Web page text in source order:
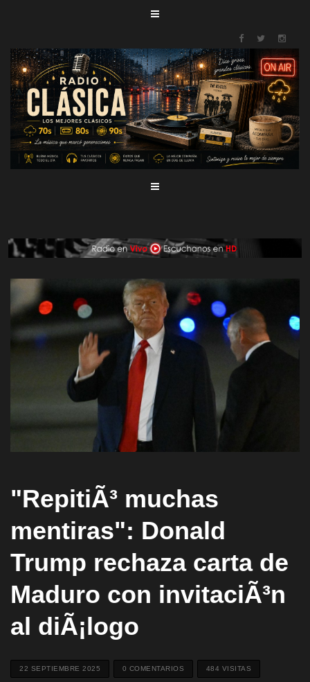
"RepitiÃ³ muchas
mentiras": Donald
Trump rechaza carta de
Maduro con invitaciÃ³n
al diÃ¡logo
22 SEPTIEMBRE 2025 0 COMENTARIOS 484 VISITAS